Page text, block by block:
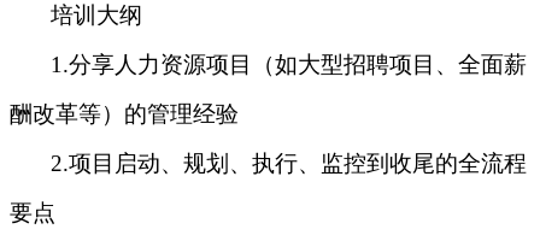
培训大纲
1.分享人力资源项目（如大型招聘项目、全面薪
酬改革等）的管理经验
2.项目启动、规划、执行、监控到收尾的全流程
要点